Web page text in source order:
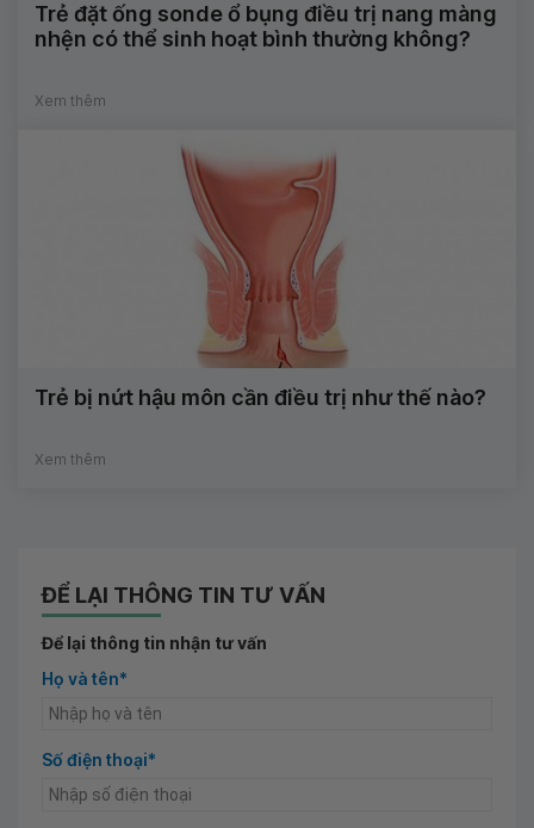
Trẻ đặt ống sonde ổ bụng điều trị nang màng
nhện có thể sinh hoạt bình thường không?
Xem thêm
Trẻ bị nứt hậu môn cần điều trị như thế nào?
Xem thêm
ĐỂ LẠI THÔNG TIN TƯ VẤN
Để lại thông tin nhận tư vấn
Họ và tên*
Số điện thoại*